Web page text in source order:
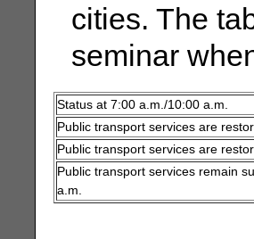
cities. The
seminar
Status at 7:00 a.m./10:00 a.m.
Public transport services are
Public transport services are
Public transport services remain
a.m.